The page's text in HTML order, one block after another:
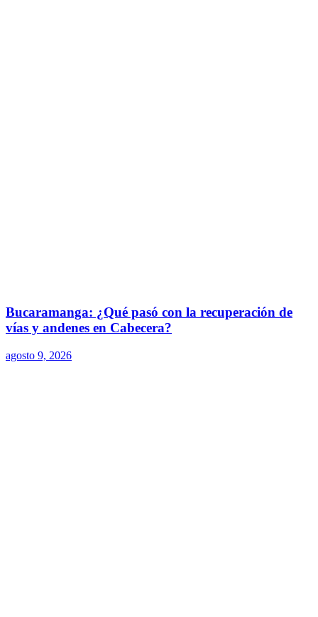
Bucaramanga: ¿Qué pasó con la recuperación de
vías y andenes en Cabecera?
agosto 9, 2026